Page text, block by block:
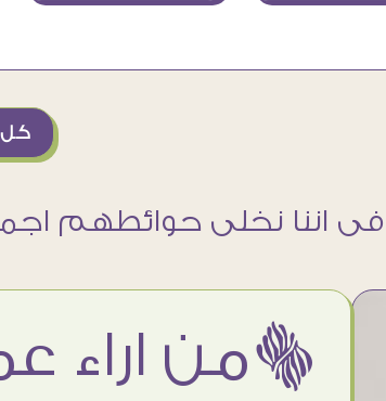
كل
ëمن اراء عملائنا